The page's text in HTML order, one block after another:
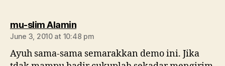
mu-slim Alaminsays:
June 3, 2010 at 10:48 pm
Ayuh sama-sama semarakkan demo ini. Jika